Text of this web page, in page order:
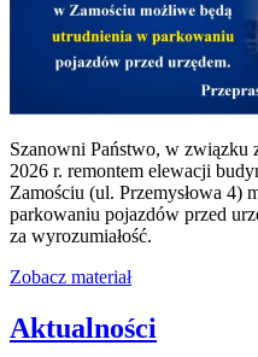
Szanowni Państwo, w związku
2026 r. remontem elewacji
Zamościu (ul. Przemysłowa 4)
parkowaniu pojazdów przed
za wyrozumiałość.
Zobacz materiał
Aktualności